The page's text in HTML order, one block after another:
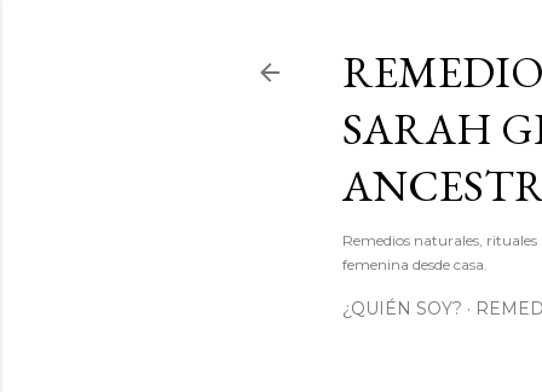
SARAH
Remedios naturales,
femenina desde casa.
¿QUIÉN SOY?